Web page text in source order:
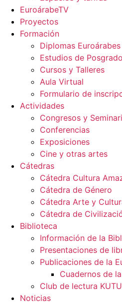
EuroárabeTV
Proyectos
Formación
Diplomas Euroárabes
Estudios de Posgrado
Cursos y Talleres
Aula Virtual
Formulario de
Actividades
Congresos y
Conferencias
Exposiciones
Cine y otras artes
Cátedras
Cátedra Cultura
Cátedra de Género
Cátedra Arte y
Cátedra de
Biblioteca
Información de la
Presentaciones de
Publicaciones de la
Cuadernos de
Club de lectura
Noticias